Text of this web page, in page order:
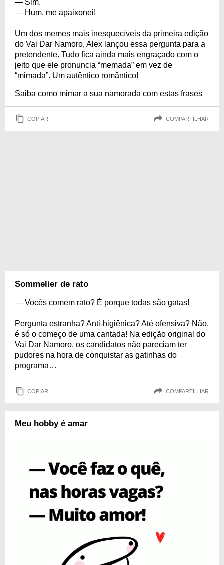
— Sim.
— Hum, me apaixonei!
Um dos memes mais inesquecíveis da primeira edição
do Vai Dar Namoro, Alex lançou essa pergunta para a
pretendente. Tudo fica ainda mais engraçado com o
jeito que ele pronuncia “memada” em vez de
“mimada”. Um autêntico romântico!
Saiba como mimar a sua namorada com estas frases
COPIAR COMPARTILHAR
Sommelier de rato
— Vocês comem rato? É porque todas são gatas!
Pergunta estranha? Anti-higiênica? Até ofensiva? Não,
é só o começo de uma cantada! Na edição original do
Vai Dar Namoro, os candidatos não pareciam ter
pudores na hora de conquistar as gatinhas do
programa…
COPIAR COMPARTILHAR
Meu hobby é amar